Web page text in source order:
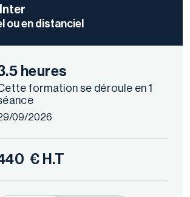
ou en distanciel
heures
formation se déroule en 1
09/2026
€ H.T